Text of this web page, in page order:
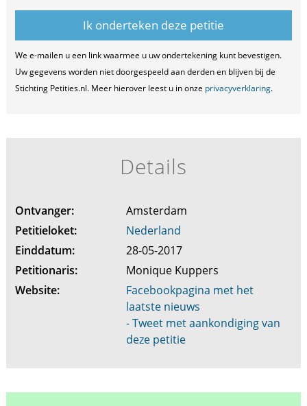
We e-mailen u een link waarmee u uw ondertekening kunt bevestigen.
Uw gegevens worden niet doorgespeeld aan derden en blijven bij de
Stichting Petities.nl. Meer hierover leest u in onze privacyverklaring.
Details
Ontvanger:
Amsterdam
Petitieloket:
Nederland
Einddatum:
28-05-2017
Petitionaris:
Monique Kuppers
Website:
Facebookpagina met het
laatste nieuws
- Tweet met aankondiging van
deze petitie